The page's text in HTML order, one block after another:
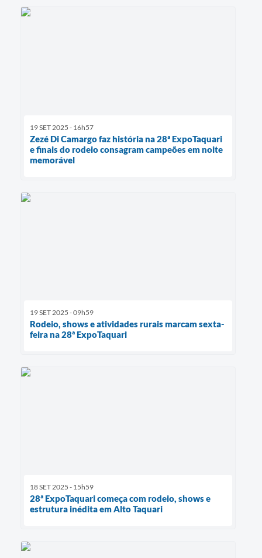
19 SET 2025 - 16h57
Zezé Di Camargo faz história na 28ª ExpoTaquari
e finais do rodeio consagram campeões em noite
memorável
19 SET 2025 - 09h59
Rodeio, shows e atividades rurais marcam sexta-
feira na 28ª ExpoTaquari
18 SET 2025 - 15h59
28ª ExpoTaquari começa com rodeio, shows e
estrutura inédita em Alto Taquari